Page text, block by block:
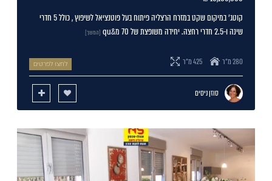
קוטג' במיקום שקט במזרח הרצליה פיתוח בעל פוטנציאל לשיפוץ , כולל 5 חדרי
שינה ו-2.5 חדרי רחצה. יחידה משופצת של 70 מ&qu
[המשך]
280 מ"ר 425 מ"ר לחצו לפרטים
סוזן ניסים